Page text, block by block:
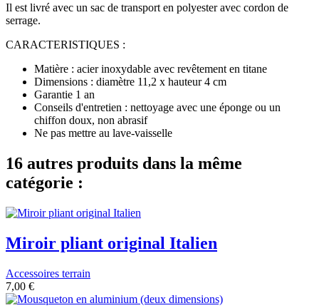
Il est livré avec un sac de transport en polyester avec cordon de
serrage.
CARACTERISTIQUES :
Matière : acier inoxydable avec revêtement en titane
Dimensions : diamètre 11,2 x hauteur 4 cm
Garantie 1 an
Conseils d'entretien : nettoyage avec une éponge ou un
chiffon doux, non abrasif
Ne pas mettre au lave-vaisselle
16 autres produits dans la même
catégorie :
Miroir pliant original Italien
Accessoires terrain
7,00 €